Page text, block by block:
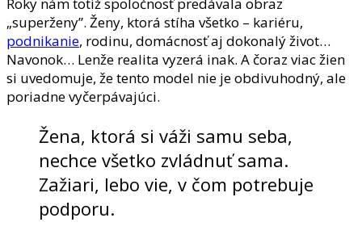
„superženy”. Ženy, ktorá stíha všetko – kariéru,
podnikanie, rodinu, domácnosť aj dokonalý život…
Navonok… Lenže realita vyzerá inak. A čoraz viac žien
si uvedomuje, že tento model nie je obdivuhodný, ale
poriadne vyčerpávajúci.
Žena, ktorá si váži samu seba,
nechce všetko zvládnuť sama.
Zažiari, lebo vie, v čom potrebuje
podporu.